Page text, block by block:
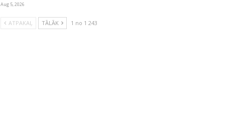
Aug 5, 2026
ATPAKAĻ TĀLĀK 1 no 1 243